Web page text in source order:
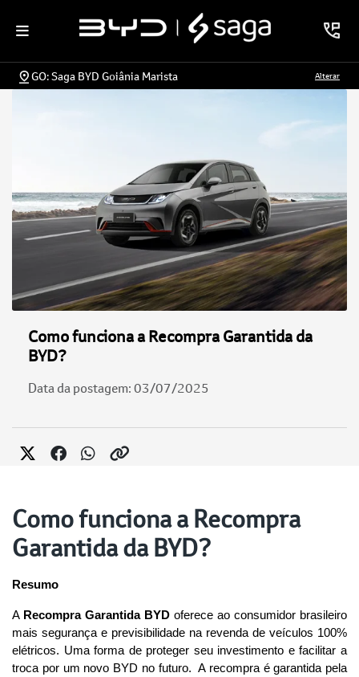
GO: Saga BYD Goiânia Marista Alterar
Como funciona a Recompra Garantida da
BYD?
Data da postagem: 03/07/2025
Como funciona a Recompra
Garantida da BYD?
Resumo
A Recompra Garantida BYD oferece ao consumidor brasileiro
mais segurança e previsibilidade na revenda de veículos 100%
elétricos. Uma forma de proteger seu investimento e facilitar a
troca por um novo BYD no futuro.  A recompra é garantida pela